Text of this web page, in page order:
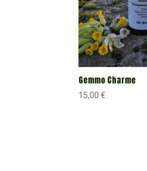
Gemmo Charme
15,00€